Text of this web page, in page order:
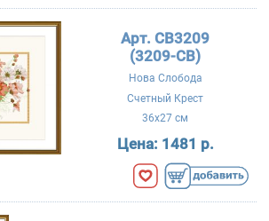
Арт. CB3209
(3209-CB)
Нова Слобода
Счетный Крест
36x27 см
Цена: 1481 р.